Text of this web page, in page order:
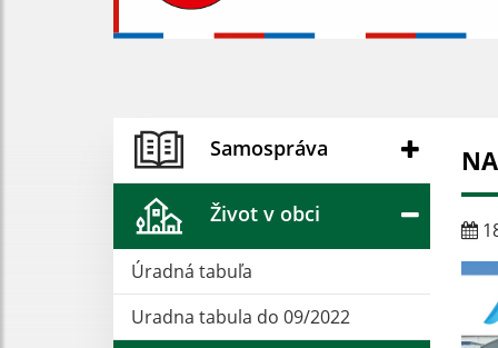
Samospráva
Život v obci
Úradná tabuľa
Uradna tabula do 09/2022